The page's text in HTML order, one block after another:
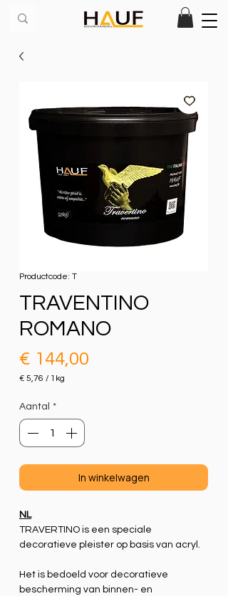
Productcode: T
TRAVENTINO
ROMANO
€ 144,00
€ 5,76 / 1kg
1
Kilogram
Aantal *
In winkelwagen
NL
TRAVERTINO is een speciale
decoratieve pleister op basis van acryl.
Het is bedoeld voor decoratieve
bescherming van binnen- en